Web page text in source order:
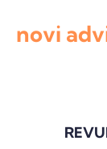
novi
Actualités